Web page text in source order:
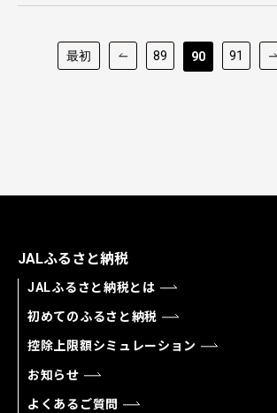
最初 89 90 91
JALふるさと納税
JALふるさと納税とは
初めてのふるさと納税
控除上限額シミュレーション
お知らせ
よくあるご質問